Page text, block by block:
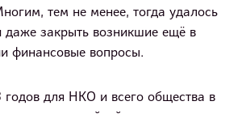
тем не менее, тогда удалось
даже закрыть возникшие ещё в
финансовые вопросы.
годов для НКО и всего общества в